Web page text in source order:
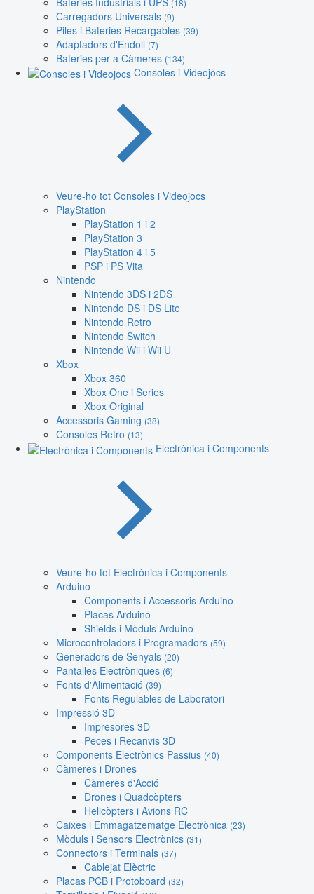
(18)
Carregadors Universals (9)
Piles i Bateries Recargables (39)
Adaptadors d'Endoll (7)
Bateries per a Càmeres (134)
Consoles i Videojocs
Veure-ho tot Consoles i Videojocs
PlayStation
PlayStation 1 i 2
PlayStation 3
PlayStation 4 i 5
PSP i PS Vita
Nintendo
Nintendo 3DS i 2DS
Nintendo DS i DS Lite
Nintendo Retro
Nintendo Switch
Nintendo Wii i Wii U
Xbox
Xbox 360
Xbox One i Series
Xbox Original
Accessoris Gaming (38)
Consoles Retro (13)
Electrònica i Components
Veure-ho tot Electrònica i Components
Arduino
Components i Accessoris Arduino
Placas Arduino
Shields i Mòduls Arduino
Microcontroladors i Programadors (59)
Generadors de Senyals (20)
Pantalles Electròniques (6)
Fonts d'Alimentació (39)
Fonts Regulables de Laboratori
Impressió 3D
Impresores 3D
Peces i Recanvis 3D
Components Electrònics Passius (40)
Càmeres i Drones
Càmeres d'Acció
Drones i Quadcòpters
Helicòpters i Avions RC
Caixes i Emmagatzematge Electrònica (23)
Mòduls i Sensors Electrònics (31)
Connectors i Terminals (37)
Cablejat Elèctric
Placas PCB i Protoboard (32)